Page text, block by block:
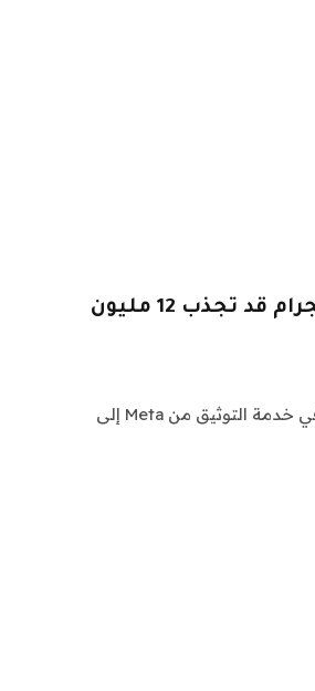
الاشتراكات المدفوعة فى فيسبوك وإنستجرام قد تجذب 12 مليون
توقع Bank of America وصول إجمالي عدد المشتركين في خدمة التوثيق من Meta إلى